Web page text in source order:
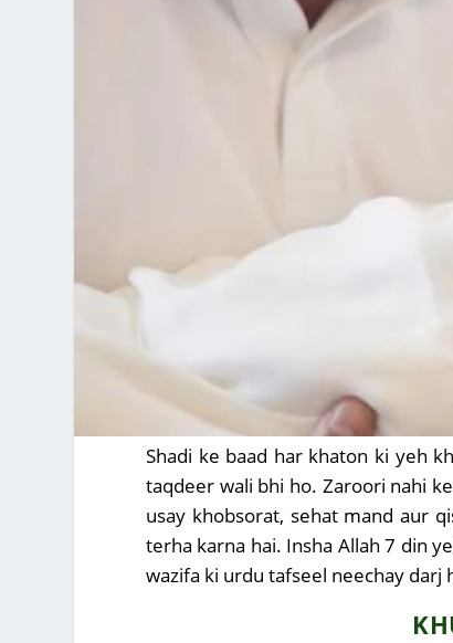
Shadi ke baad har khaton ki yeh
taqdeer wali bhi ho. Zaroori nahi
usay khobsorat, sehat mand aur
terha karna hai. Insha Allah 7 din
wazifa ki urdu tafseel neechay darj